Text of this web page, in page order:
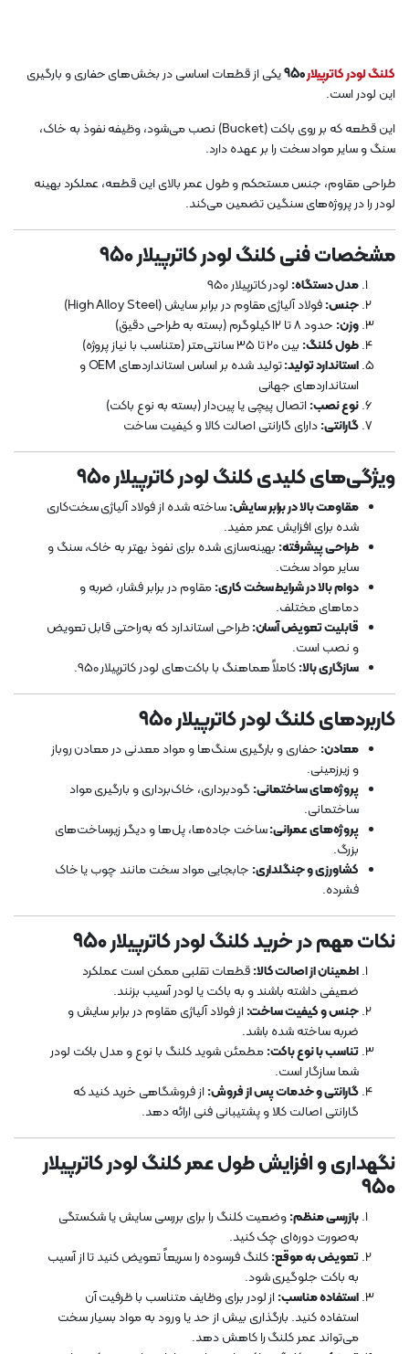
کلنگ لودر کاترپیلار950
یکی از قطعات اساسی در بخش‌های حفاری و بارگیری
این لودر است.
این قطعه که بر روی باکت (Bucket) نصب می‌شود، وظیفه نفوذ به خاک،
سنگ و سایر مواد سخت را بر عهده دارد.
طراحی مقاوم، جنس مستحکم و طول عمر بالای این قطعه، عملکرد بهینه
لودر را در پروژه‌های سنگین تضمین می‌کند.
مشخصات فنی کلنگ لودر کاترپیلار 950
مدل دستگاه: لودر کاترپیلار 950
جنس:فولاد آلیاژی مقاوم در برابر سایش (High Alloy Steel)
وزن: حدود 8 تا 12 کیلوگرم (بسته به طراحی دقیق)
طول کلنگ: بین 20 تا 35 سانتی‌متر (متناسب با نیاز پروژه)
استاندارد تولید:
تولید شده بر اساس استانداردهای OEM و
استانداردهای جهانی
نوع نصب:اتصال پیچی یا پین‌دار (بسته به نوع باکت)
گارانتی:دارای گارانتی اصالت کالا و کیفیت ساخت
ویژگی‌های کلیدی کلنگ لودر کاترپیلار 950
مقاومت بالا در برابر سایش:ساخته شده از فولاد آلیاژی سخت‌کاری
شده برای افزایش عمر مفید.
طراحی پیشرفته: بهینه‌سازی شده برای نفوذ بهتر به خاک، سنگ و
سایر مواد سخت.
دوام بالا در شرایط سخت کاری:مقاوم در برابر فشار، ضربه و
دماهای مختلف.
قابلیت تعویض آسان:طراحی استاندارد که به‌راحتی قابل تعویض
و نصب است.
سازگاری بالا:کاملاً هماهنگ با باکت‌های لودر کاترپیلار 950.
کاربردهای کلنگ لودر کاترپیلار 950
معادن: حفاری و بارگیری سنگ‌ها و مواد معدنی در معادن روباز
و زیرزمینی.
پروژه‌های ساختمانی: گودبرداری، خاک‌برداری و بارگیری مواد
ساختمانی.
پروژه‌های عمرانی:ساخت جاده‌ها، پل‌ها و دیگر زیرساخت‌های
بزرگ.
کشاورزی و جنگلداری: جابجایی مواد سخت مانند چوب یا خاک
فشرده.
نکات مهم در خرید کلنگ لودر کاترپیلار 950
اطمینان از اصالت کالا:قطعات تقلبی ممکن است عملکرد
ضعیفی داشته باشند و به باکت یا لودر آسیب بزنند.
جنس و کیفیت ساخت:از فولاد آلیاژی مقاوم در برابر سایش و
ضربه ساخته شده باشد.
تناسب با نوع باکت:مطمئن شوید کلنگ با نوع و مدل باکت لودر
شما سازگار است.
گارانتی و خدمات پس از فروش:از فروشگاهی خرید کنید که
گارانتی اصالت کالا و پشتیبانی فنی ارائه دهد.
نگهداری و افزایش طول عمر کلنگ لودر کاترپیلار
950
بازرسی منظم:وضعیت کلنگ را برای بررسی سایش یا شکستگی
به‌صورت دوره‌ای چک کنید.
تعویض به موقع:کلنگ فرسوده را سریعاً تعویض کنید تا از آسیب
به باکت جلوگیری شود.
استفاده مناسب:از لودر برای وظایف متناسب با ظرفیت آن
استفاده کنید. بارگذاری بیش از حد یا ورود به مواد بسیار سخت
می‌تواند عمر کلنگ را کاهش دهد.